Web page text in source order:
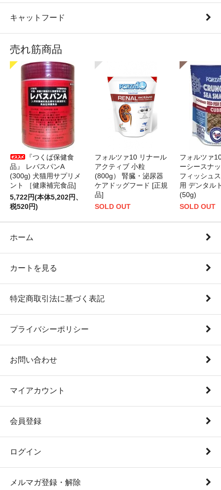
キャットフード
売れ筋商品
『つくば保健食
品』 レバスパンA
(300g) 犬猫用サプリメ
ント ［健康補完食品]
5,722円(本体5,202円、
税520円)
フォルツァ10 リナール
アクティブ 小粒
(800g） 腎臓・泌尿器
ケアドッグフード [正規
品]
SOLD OUT
フォルツァ
ーシースナ
フィッシュ
用 デンタル
(50g)
SOLD OUT
ホーム
カートを見る
特定商取引法に基づく表記
プライバシーポリシー
お問い合わせ
マイアカウント
会員登録
ログイン
メルマガ登録・解除